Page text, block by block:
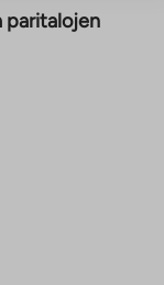
paritalojen